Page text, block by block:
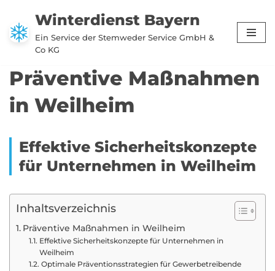
Zum
Inhalt
Winterdienst Bayern
Ein Service der Stemweder Service GmbH &
Co KG
Präventive Maßnahmen
in Weilheim
Effektive Sicherheitskonzepte
für Unternehmen in Weilheim
Inhaltsverzeichnis
Präventive Maßnahmen in Weilheim
Effektive Sicherheitskonzepte für Unternehmen in
Weilheim
Optimale Präventionsstrategien für Gewerbetreibende